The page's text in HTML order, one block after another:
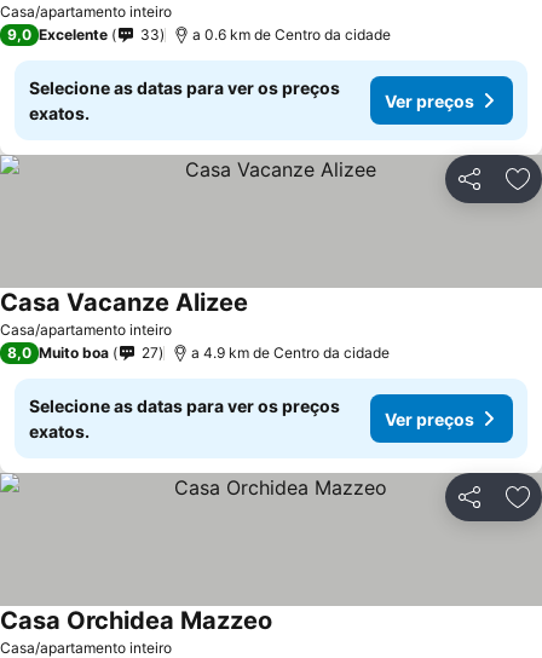
Casa/apartamento inteiro
9,0 Excelente 33 a 0.6 km de Centro da cidade
Selecione as datas para ver os preços
exatos.
Ver preços
Partilhar
Casa/apartamento inteiro
Casa Vacanze Alizee
8,0 Muito boa 27 a 4.9 km de Centro da cidade
Selecione as datas para ver os preços
exatos.
Ver preços
Partilhar
Casa/apartamento inteiro
Casa Orchidea Mazzeo